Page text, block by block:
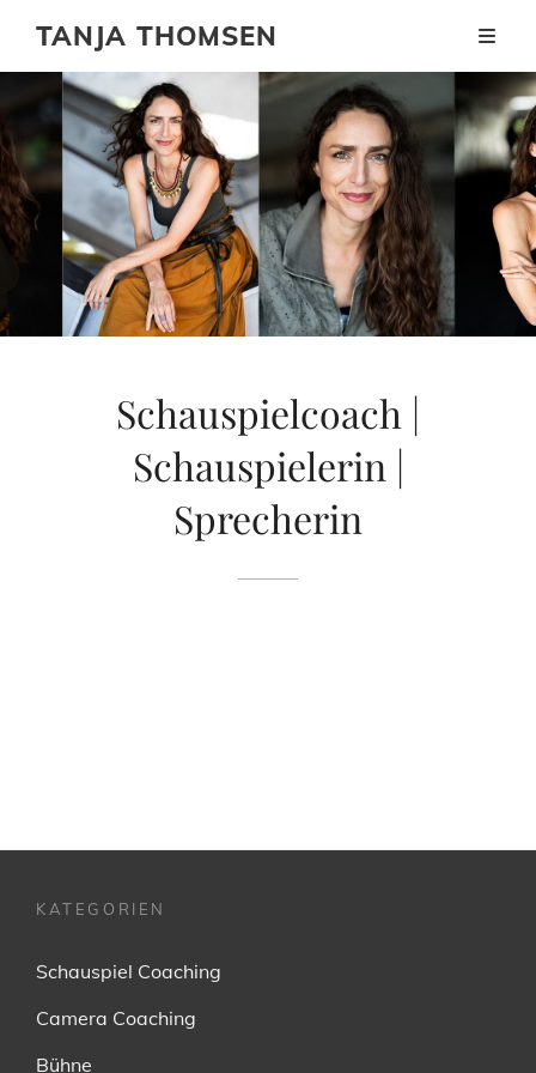
TANJA THOMSEN
Schauspielcoach |
Schauspielerin |
Sprecherin
KATEGORIEN
Schauspiel Coaching
Camera Coaching
Bühne